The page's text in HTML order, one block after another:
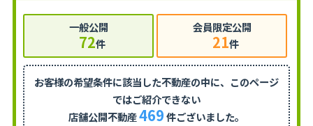
一般公開
72件
会員限定公開
21件
お客様の希望条件に該当した不動産の中に、 このページ
ではご紹介できない
店舗公開不動産469件ございました。